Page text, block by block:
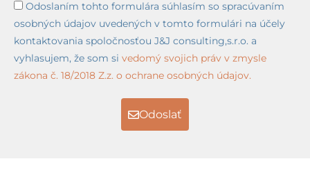
Odoslaním tohto formulára súhlasím so spracúvaním
osobných údajov uvedených v tomto formulári na účely
kontaktovania spoločnosťou J&J consulting,s.r.o. a
vyhlasujem, že som si vedomý svojich práv v zmysle
zákona č. 18/2018 Z.z. o ochrane osobných údajov.
Odoslať